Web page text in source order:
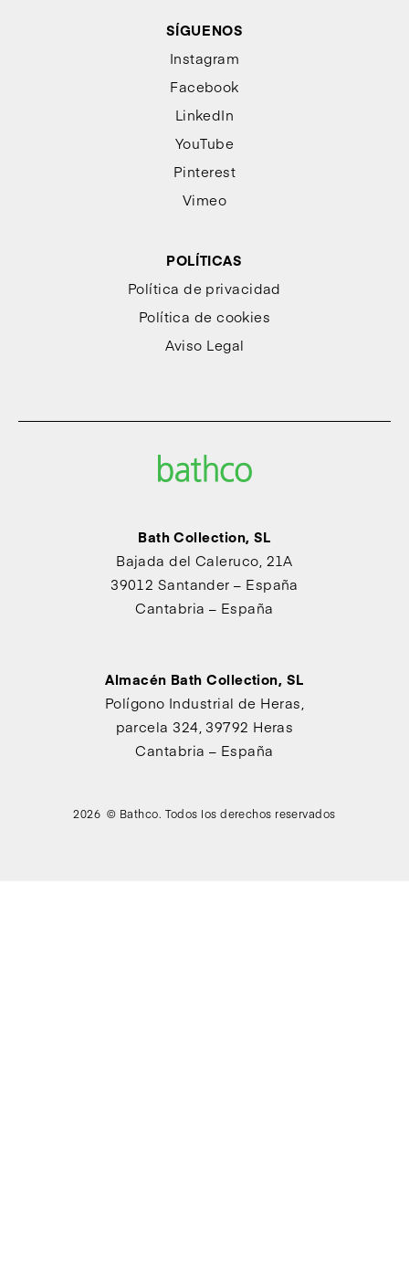
SÍGUENOS
Instagram
Facebook
LinkedIn
YouTube
Pinterest
Vimeo
POLÍTICAS
Política de privacidad
Política de cookies
Aviso Legal
Bath Collection, SL
Bajada del Caleruco, 21A
39012 Santander – España
Cantabria – España
Almacén Bath Collection, SL
Polígono Industrial de Heras,
parcela 324, 39792 Heras
Cantabria – España
2026 © Bathco. Todos los derechos reservados